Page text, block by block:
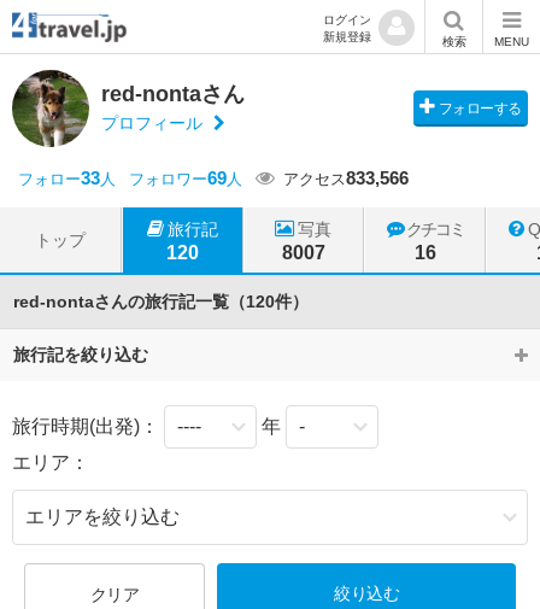
ログイン
新規登録
検索 MENU
red-nontaさん
プロフィール
フォローする
フォロー33人 フォロワー69人 アクセス833,566
トップ
旅行記
120
写真
8007
クチコミ
16
red-nontaさんの旅行記一覧（120件）
旅行記を絞り込む
旅行時期(出発)：
年
エリア：
クリア